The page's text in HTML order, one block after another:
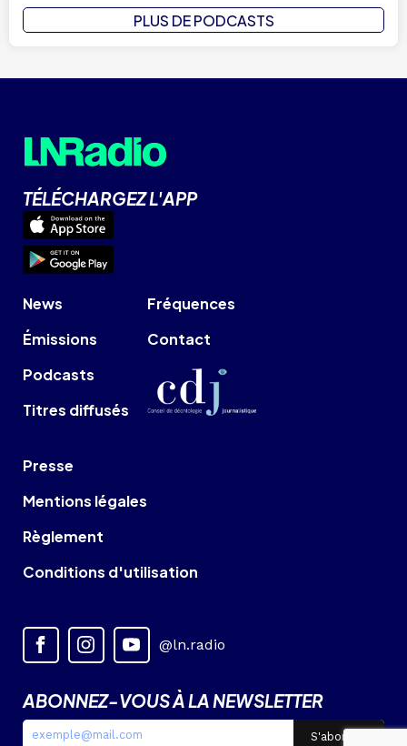
PLUS DE PODCASTS
TÉLÉCHARGEZ L'APP
News
Émissions
Podcasts
Titres diffusés
Fréquences
Contact
Presse
Mentions légales
Règlement
Conditions d'utilisation
@ln.radio
ABONNEZ-VOUS À LA NEWSLETTER